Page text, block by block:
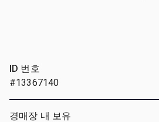
ID 번호
#13367140
경매장 내 보유